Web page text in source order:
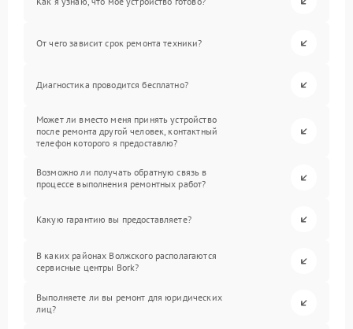
От чего зависит срок ремонта техники?
Диагностика проводится бесплатно?
Может ли вместо меня принять устройство
после ремонта другой человек, контактный
телефон которого я предоставлю?
Возможно ли получать обратную связь в
процессе выполнения ремонтных работ?
Какую гарантию вы предоставляете?
В каких районах Волжского располагаются
сервисные центры Bork?
Выполняете ли вы ремонт для юридических
лиц?